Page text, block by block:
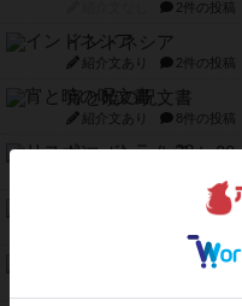
2件の投稿
インドネシア
紹介文あり 2件の投稿
宵と暁の呪文書
紹介文あり 8件の投稿
リスボン・トラム 28